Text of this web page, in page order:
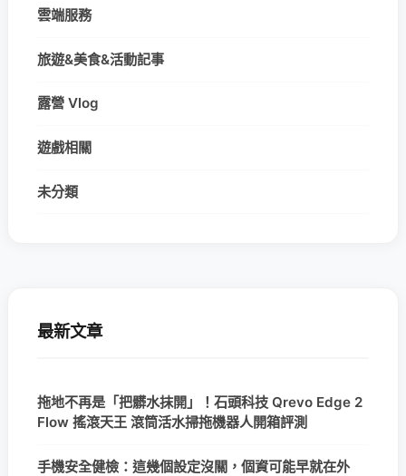
雲端服務
旅遊&美食&活動記事
露營 Vlog
遊戲相關
未分類
最新文章
拖地不再是「把髒水抹開」！石頭科技 Qrevo Edge 2
Flow 搖滾天王 滾筒活水掃拖機器人開箱評測
手機安全健檢：這幾個設定沒關，個資可能早就在外